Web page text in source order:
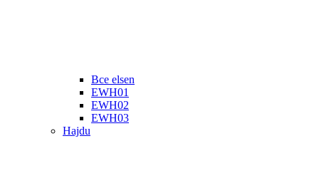
Все elsen
EWH01
EWH02
EWH03
Hajdu